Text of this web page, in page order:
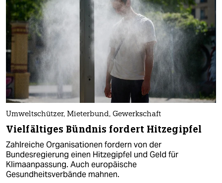
Umweltschützer, Mieterbund, Gewerkschaft
Vielfältiges Bündnis fordert Hitzegipfel
Zahlreiche Organisationen fordern von der
Bundesregierung einen Hitzegipfel und Geld für
Klimaanpassung. Auch europäische
Gesundheitsverbände mahnen.